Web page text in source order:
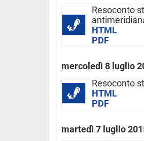
Resoconto
HTML
PDF
mercoledì 8 luglio
Resoconto
HTML
PDF
martedì 7 luglio